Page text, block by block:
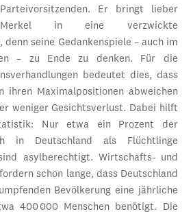
Er bringt lieber
Merkel in eine verzwickte
denn seine Gedankenspiele – auch im
– zu Ende zu denken. Für die
bedeutet dies, dass
ihren Maximalpositionen abweichen
weniger Gesichtsverlust. Dabei hilft
Nur etwa ein Prozent der
in Deutschland als Flüchtlinge
asylberechtigt. Wirtschafts- und
schon lange, dass Deutschland
Bevölkerung eine jährliche
400 000 Menschen benötigt. Die